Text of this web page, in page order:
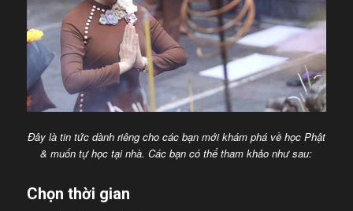
Đây là tin tức dành riêng cho các bạn mới khám phá về học Phật
& muốn tự học tại nhà. Các bạn có thể tham khảo như sau:
Chọn thời gian